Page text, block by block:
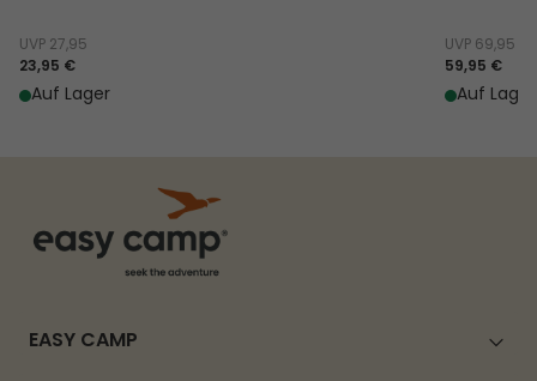
UVP 27,95
23,95 €
Auf Lager
UVP 69,95
59,95 €
Auf Lager
EASY CAMP